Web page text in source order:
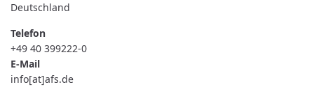
Deutschland
Telefon
+49 40 399222-0
E-Mail
info[at]afs.de